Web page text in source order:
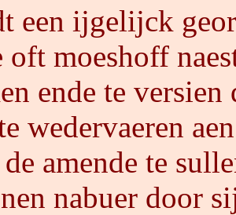
een ijgelijck
moeshoff
ende te versien
wedervaeren
amende te
nabuer door